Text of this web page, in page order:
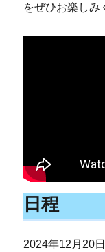
をぜひお楽しみ
日程
2024年12月20